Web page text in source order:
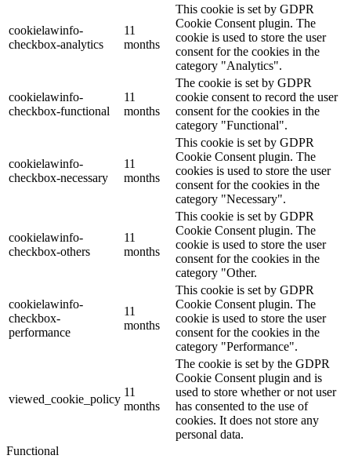
cookielawinfo-
checkbox-analytics
11
months
This cookie is set by GDPR
Cookie Consent plugin. The
cookie is used to store the user
consent for the cookies in the
category "Analytics".
cookielawinfo-
checkbox-functional
11
months
The cookie is set by GDPR
cookie consent to record the user
consent for the cookies in the
category "Functional".
cookielawinfo-
checkbox-necessary
11
months
This cookie is set by GDPR
Cookie Consent plugin. The
cookies is used to store the user
consent for the cookies in the
category "Necessary".
cookielawinfo-
checkbox-others
11
months
This cookie is set by GDPR
Cookie Consent plugin. The
cookie is used to store the user
consent for the cookies in the
category "Other.
cookielawinfo-
checkbox-
performance
11
months
This cookie is set by GDPR
Cookie Consent plugin. The
cookie is used to store the user
consent for the cookies in the
category "Performance".
viewed_cookie_policy
11
months
The cookie is set by the GDPR
Cookie Consent plugin and is
used to store whether or not user
has consented to the use of
cookies. It does not store any
personal data.
Functional